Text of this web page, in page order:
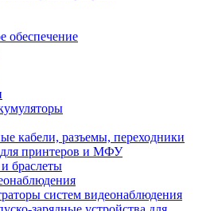
обеспечение
кабели, разъемы, переходники
принтеров и МФУ
браслеты
систем видеонаблюдения